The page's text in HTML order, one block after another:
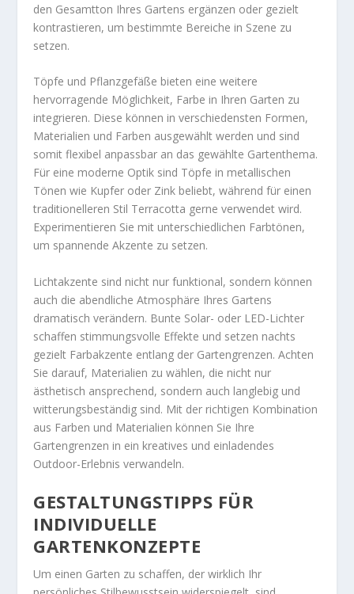
den Gesamtton Ihres Gartens ergänzen oder gezielt
kontrastieren, um bestimmte Bereiche in Szene zu
setzen.
Töpfe und Pflanzgefäße bieten eine weitere
hervorragende Möglichkeit, Farbe in Ihren Garten zu
integrieren. Diese können in verschiedensten Formen,
Materialien und Farben ausgewählt werden und sind
somit flexibel anpassbar an das gewählte Gartenthema.
Für eine moderne Optik sind Töpfe in metallischen
Tönen wie Kupfer oder Zink beliebt, während für einen
traditionelleren Stil Terracotta gerne verwendet wird.
Experimentieren Sie mit unterschiedlichen Farbtönen,
um spannende Akzente zu setzen.
Lichtakzente sind nicht nur funktional, sondern können
auch die abendliche Atmosphäre Ihres Gartens
dramatisch verändern. Bunte Solar- oder LED-Lichter
schaffen stimmungsvolle Effekte und setzen nachts
gezielt Farbakzente entlang der Gartengrenzen. Achten
Sie darauf, Materialien zu wählen, die nicht nur
ästhetisch ansprechend, sondern auch langlebig und
witterungsbeständig sind. Mit der richtigen Kombination
aus Farben und Materialien können Sie Ihre
Gartengrenzen in ein kreatives und einladendes
Outdoor-Erlebnis verwandeln.
GESTALTUNGSTIPPS FÜR
INDIVIDUELLE
GARTENKONZEPTE
Um einen Garten zu schaffen, der wirklich Ihr